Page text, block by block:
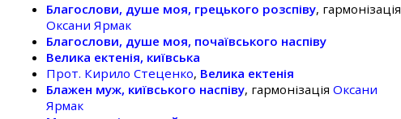
Благослови, душе моя, грецького розспіву, гармонізація
Оксани Ярмак
Благослови, душе моя, почаївського наспіву
Велика ектенія, київська
Прот. Кирило Стеценко, Велика ектенія
Блажен муж, київського наспіву, гармонізаціяОксани
Ярмак